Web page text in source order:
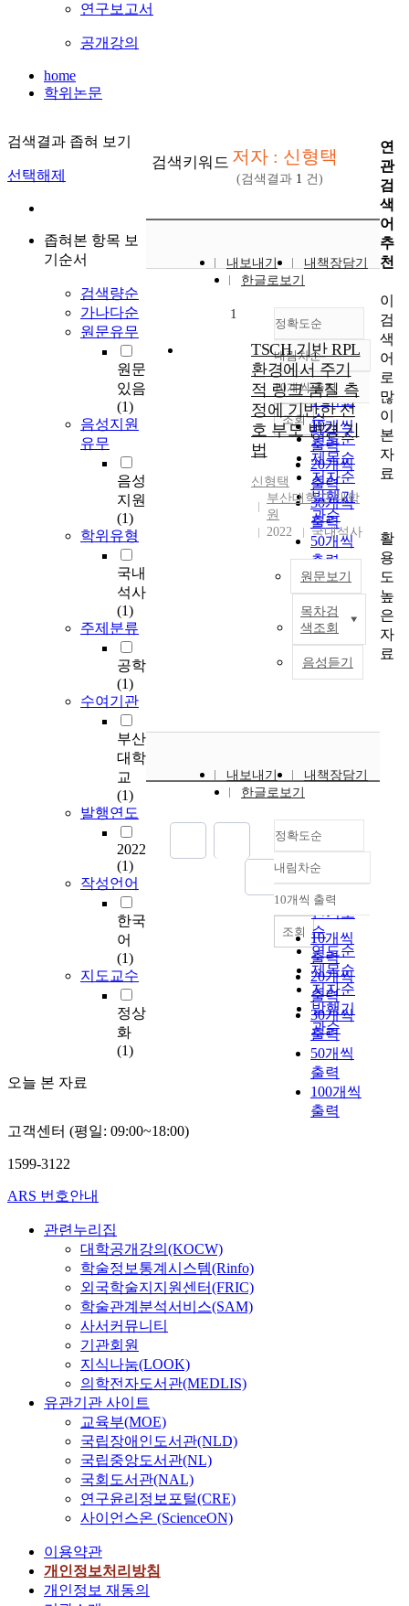
연구보고서
공개강의
home
학위논문
검색결과 좁혀 보기
선택해제
좁혀본 항목 보
기순서
검색량순
가나다순
원문유무
원문
있음
(1)
음성지원
유무
음성
지원
(1)
학위유형
국내
석사
(1)
주제분류
공학
(1)
수여기관
부산
대학
교
(1)
발행연도
2022
(1)
작성언어
한국
어
(1)
지도교수
정상
화
(1)
오늘 본 자료
검색키워드 저자 : 신형택
(검색결과 1 건)
내보내기
내책장담기
한글로보기
정확도순
정확도
순
인기도
순
연도순
제목순
저자순
발행기
관순
내림차순
내림차순
10개씩 출력
10개씩
출력
20개씩
출력
30개씩
출력
50개씩
출력
100개씩
출력
조회
1
TSCH 기반 RPL
환경에서 주기
적 링크 품질 측
정에 기반한 선
호 부모 변경 기
법
신형택
부산대학교 대학
원
2022
국내석사
원문보기
목차검
색조회
음성듣기
로
는
내보내기
내책장담기
한글로보기
정확도순
정확도
순
인기도
순
연도순
제목순
저자순
발행기
관순
내림차순
내림차순
10개씩 출력
10개씩
출력
20개씩
출력
30개씩
출력
50개씩
출력
100개씩
출력
조회
연
관
검
색
어
추
천
이
검
색
어
로
많
이
본
자
료
활
용
도
높
은
자
료
고객센터 (평일: 09:00~18:00)
1599-3122
ARS 번호안내
관련누리집
대학공개강의(KOCW)
학술정보통계시스템(Rinfo)
외국학술지지원센터(FRIC)
학술관계분석서비스(SAM)
사서커뮤니티
기관회원
지식나눔(LOOK)
의학전자도서관(MEDLIS)
유관기관 사이트
교육부(MOE)
국립장애인도서관(NLD)
국립중앙도서관(NL)
국회도서관(NAL)
연구윤리정보포털(CRE)
사이언스온 (ScienceON)
이용약관
개인정보처리방침
개인정보 재동의